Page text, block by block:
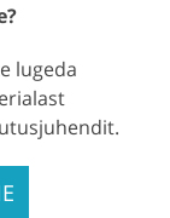
lugeda